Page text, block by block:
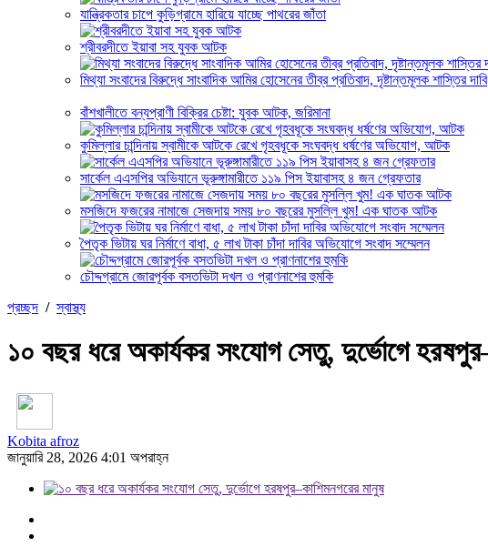
যান্ত্রিকতার চাপে কুড়িগ্রামে হারিয়ে যাচ্ছে পাথরের জাঁতা
শ্রীবরদীতে ইয়াবা সহ যুবক আটক
মিথ্যা সংবাদের বিরুদ্ধে সাংবাদিক আমির হোসেনের তীব্র প্রতিবাদ, দৃষ্টান্তমূলক শাস্তির দাবি
বাঁশখালীতে বন্যপ্রাণী বিক্রির চেষ্টা: যুবক আটক, জরিমানা
কুমিল্লার চান্দিনায় স্বামীকে আটকে রেখে গৃহবধূকে সংঘবদ্ধ ধর্ষণের অভিযোগ, আটক
সার্কেল এএসপির অভিযানে ভূরুঙ্গামারীতে ১১৯ পিস ইয়াবাসহ ৪ জন গ্রেফতার
মসজিদে ফজরের নামাজে সেজদায় সময় ৮০ বছরের মুসল্লি খুম! এক ঘাতক আটক
পৈতৃক ভিটায় ঘর নির্মাণে বাধা, ৫ লাখ টাকা চাঁদা দাবির অভিযোগে সংবাদ সম্মেলন
চৌদ্দগ্রামে জোরপূর্বক বসতভিটা দখল ও প্রাণনাশের হুমকি
প্রচ্ছদ /স্বাস্থ্য
১০ বছর ধরে অকার্যকর সংযোগ সেতু, দুর্ভোগে
Kobita afroz
জানুয়ারি 28, 2026 4:01 অপরাহ্ন